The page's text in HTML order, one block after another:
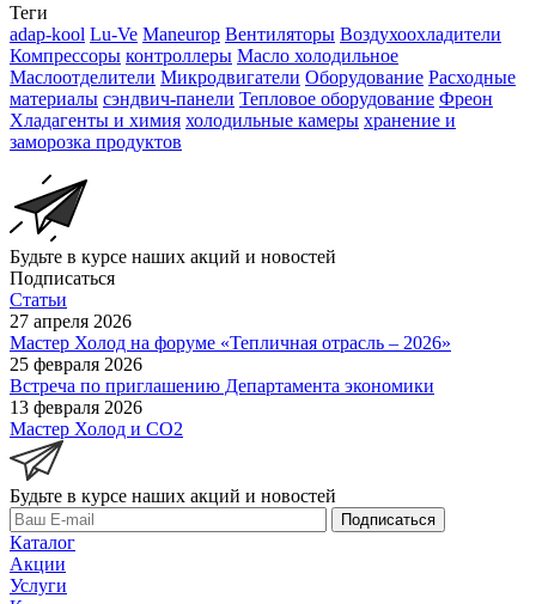
Теги
adap-kool Lu-Ve Maneurop Вентиляторы Воздухоохладители
Компрессоры контроллеры Масло холодильное
Маслоотделители Микродвигатели Оборудование Расходные
материалы сэндвич-панели Тепловое оборудование Фреон
Хладагенты и химия холодильные камеры хранение и
заморозка продуктов
Будьте в курсе наших акций и новостей
Подписаться
Статьи
27 апреля 2026
Мастер Холод на форуме «Тепличная отрасль – 2026»
25 февраля 2026
Встреча по приглашению Департамента экономики
13 февраля 2026
Мастер Холод и CO2
Будьте в курсе наших акций и новостей
Подписаться
Каталог
Акции
Услуги